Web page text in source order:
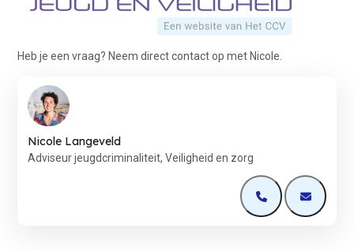
Heb je een vraag? Neem direct contact op met Nicole.
Nicole Langeveld
Adviseur jeugdcriminaliteit, Veiligheid en zorg
Open deOpen de